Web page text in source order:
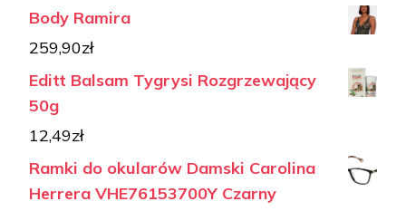
Body Ramira
259,90zł
Editt Balsam Tygrysi Rozgrzewający
50g
12,49zł
Ramki do okularów Damski Carolina
Herrera VHE76153700Y Czarny